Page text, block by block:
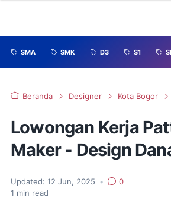
SMA SMK D3 S1
Beranda Designer Kota Bogor
Lowongan Kerja
Maker - Design
Updated: 12 Jun, 2025 •
0
1 min read